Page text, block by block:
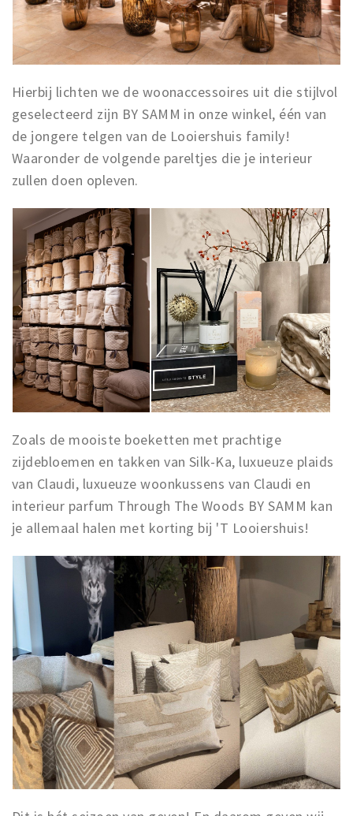
Hierbij lichten we de woonaccessoires uit die stijlvol
geselecteerd zijn BY SAMM in onze winkel, één van
de jongere telgen van de Looiershuis family!
Waaronder de volgende pareltjes die je interieur
zullen doen opleven.
Zoals de mooiste boeketten met prachtige
zijdebloemen en takken van Silk-Ka, luxueuze plaids
van Claudi, luxueuze woonkussens van Claudi en
interieur parfum Through The Woods BY SAMM kan
je allemaal halen met korting bij 'T Looiershuis!